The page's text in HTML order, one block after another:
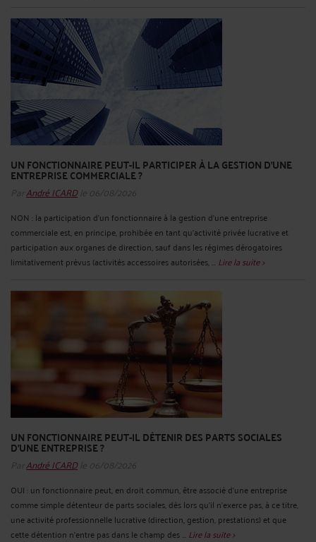
UN FONCTIONNAIRE PEUT-IL PARTICIPER À LA GESTION D’UNE
ENTREPRISE COMMERCIALE ?
ParAndré ICARDle 06/08/2026
NON : la participation d’un fonctionnaire à la gestion d’une entreprise
commerciale est, en principe, prohibée en tant qu’activité privée lucrative et
participation aux organes de direction, sauf dans les régimes dérogatoires
limitativement prévus (activités accessoires autorisées, ... Lire la suite >
UN FONCTIONNAIRE PEUT-IL DÉTENIR DES PARTS SOCIALES
D’UNE ENTREPRISE ?
ParAndré ICARDle 06/08/2026
OUI : un fonctionnaire peut, en droit commun, être associé d’une entreprise
comme simple détenteur de parts sociales, dès lors qu’il n’exerce pas, à ce titre,
une activité professionnelle lucrative (direction, gestion, prestations) et que
cette détention n’entre pas dans le champ des ... Lire la suite >